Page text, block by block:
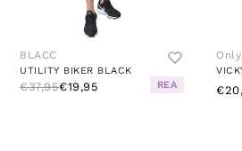
BLACC
UTILITY BIKER BLACK
€37,95€19,95 REA
Only